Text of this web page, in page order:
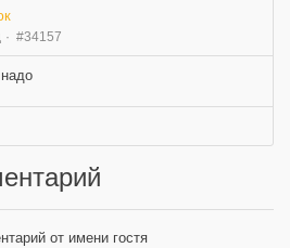
#34157
от имени гостя